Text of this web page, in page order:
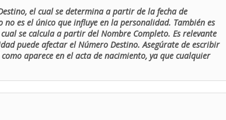
el cual se determina a partir de la fecha de
es el único que influye en la personalidad. También es
se calcula a partir del Nombre Completo. Es relevante
puede afectar el Número Destino. Asegúrate de escribir
aparece en el acta de nacimiento, ya que cualquier